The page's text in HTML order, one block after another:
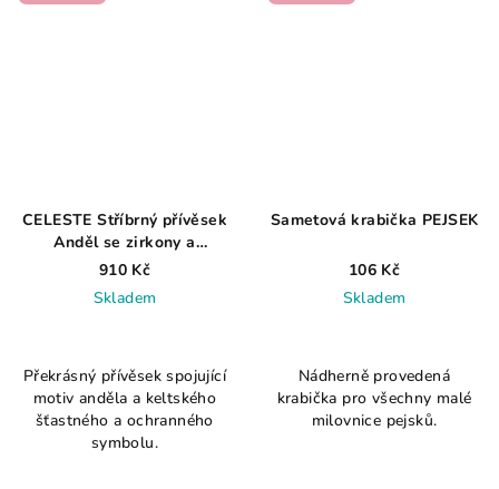
CELESTE Stříbrný přívěsek
Anděl se zirkony a
keltským uzlem 1,82g
910 Kč
Skladem
Překrásný přívěsek spojující
motiv anděla a keltského
šťastného a ochranného
symbolu.
Sametová krabička PEJSEK
106 Kč
Skladem
Nádherně provedená
krabička pro všechny malé
milovnice pejsků.